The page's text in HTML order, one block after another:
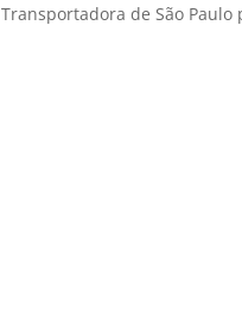
Transportadora de São Paulo